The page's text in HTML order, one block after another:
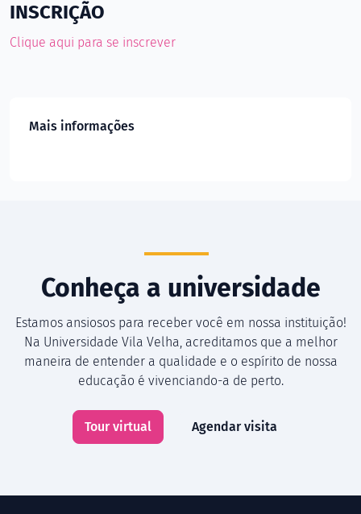
INSCRIÇÃO
Clique aqui para se inscrever
Mais informações
Conheça a universidade
Estamos ansiosos para receber você em nossa instituição!
Na Universidade Vila Velha, acreditamos que a melhor
maneira de entender a qualidade e o espírito de nossa
educação é vivenciando-a de perto.
Tour virtual Agendar visita